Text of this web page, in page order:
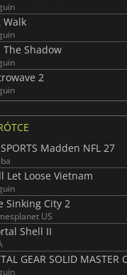
Walk
The Shadow
2
Madden NFL 27
Let Loose Vietnam
Sinking City 2
US
Shell II